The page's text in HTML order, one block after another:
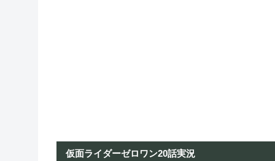
仮面ライダーゼロワン20話実況